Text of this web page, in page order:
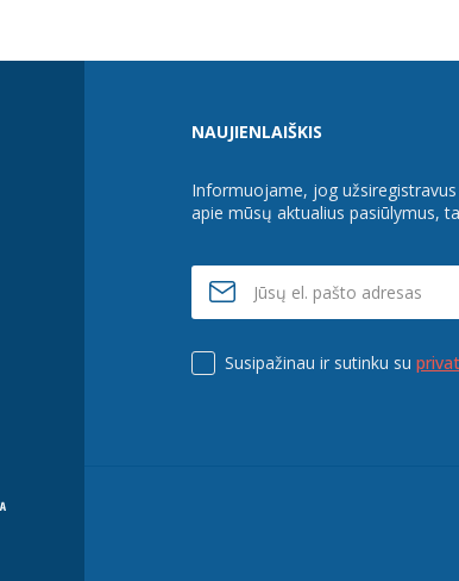
NAUJIENLAIŠKIS
Informuojame, jog
apie mūsų aktualius pasiūlymus,
Susipažinau ir sutinku su